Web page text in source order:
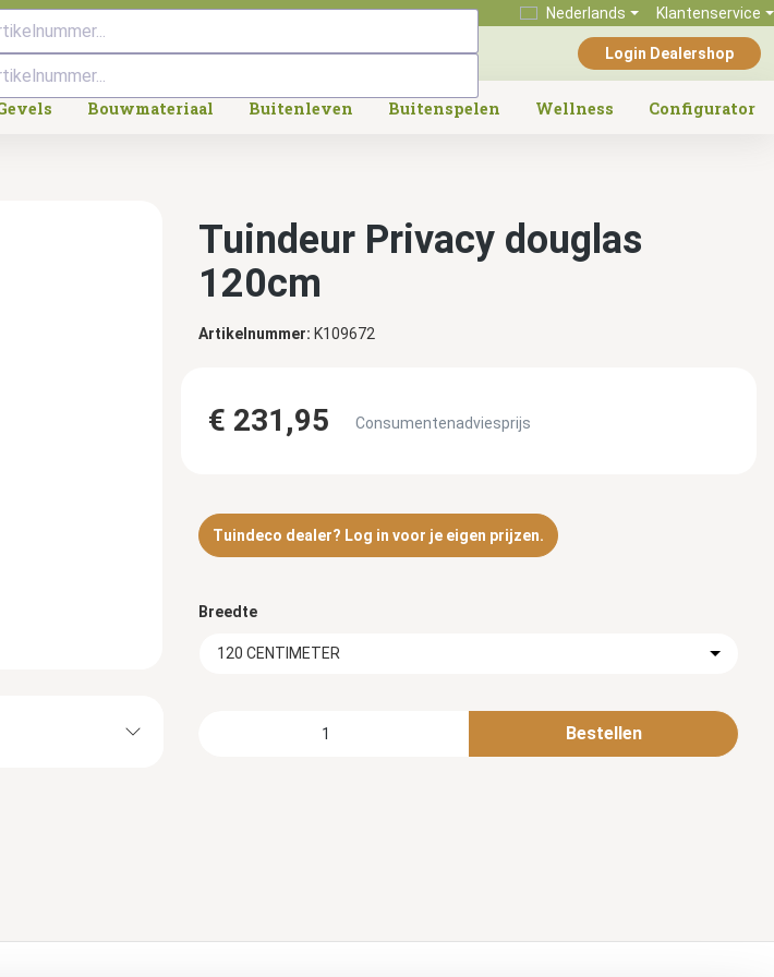
Nederlands Klantenservice
Login Dealershop
Bouwmateriaal Buitenleven Buitenspelen Wellness Configurator
Tuindeur Privacy douglas
120cm
Artikelnummer: K109672
€ 231,95 Consumentenadviesprijs
Tuindeco dealer? Log in voor je eigen prijzen.
Breedte
120 CENTIMETER
Bestellen